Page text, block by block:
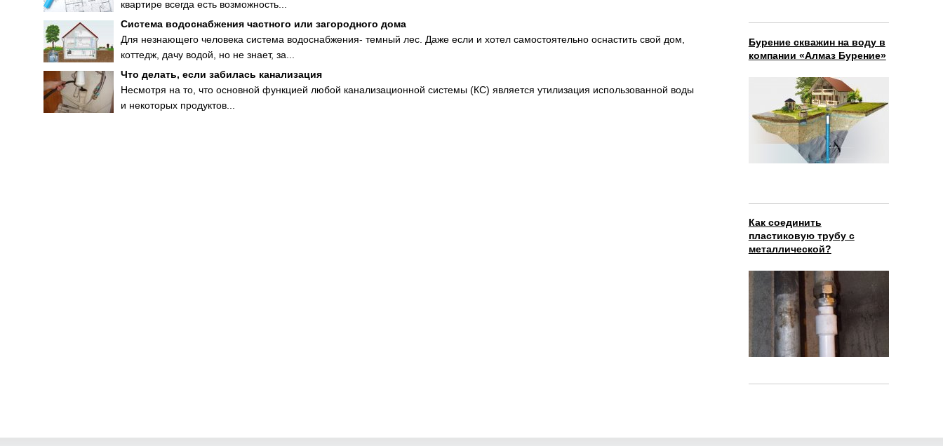
Бурение скважин на воду в
компании «Алмаз Бурение»
Как соединить
пластиковую трубу с
металлической?
квартире всегда есть возможность...
Система водоснабжения частного или загородного дома
Для незнающего человека система водоснабжения- темный лес. Даже если и хотел самостоятельно оснастить свой дом,
коттедж, дачу водой, но не знает, за...
Что делать, если забилась канализация
Несмотря на то, что основной функцией любой канализационной системы (КС) является утилизация использованной воды
и некоторых продуктов...